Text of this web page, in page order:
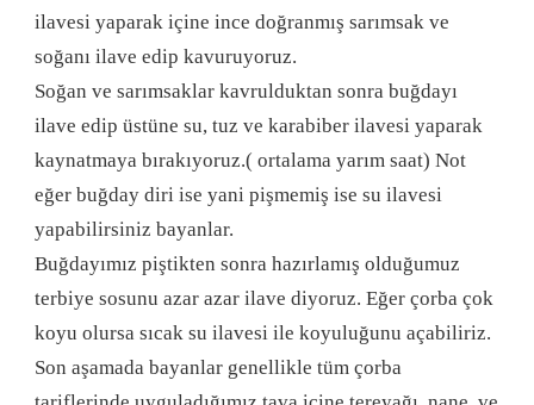
ilavesi yaparak içine ince doğranmış sarımsak ve
soğanı ilave edip kavuruyoruz.
Soğan ve sarımsaklar kavrulduktan sonra buğdayı
ilave edip üstüne su, tuz ve karabiber ilavesi yaparak
kaynatmaya bırakıyoruz.( ortalama yarım saat) Not
eğer buğday diri ise yani pişmemiş ise su ilavesi
yapabilirsiniz bayanlar.
Buğdayımız piştikten sonra hazırlamış olduğumuz
terbiye sosunu azar azar ilave diyoruz. Eğer çorba çok
koyu olursa sıcak su ilavesi ile koyuluğunu açabiliriz.
Son aşamada bayanlar genellikle tüm çorba